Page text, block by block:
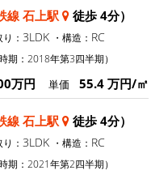
線 石上駅 徒歩 4分）
り： 3LDK ・構造： RC
期：2018年第3四半期）
万円 単価 55.4 万円/㎡
線 石上駅 徒歩 4分）
り： 3LDK ・構造： RC
期：2021年第2四半期）